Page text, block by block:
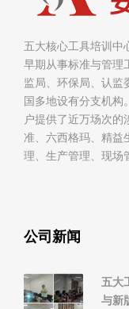
五大核心工具培训中
早期从事标准与管理
监局、环保局、认监
国多地设有分支机构
户提供了近万场次的
准、六西格玛、精益
理、生产管理、现场
公司新闻
五大
与新